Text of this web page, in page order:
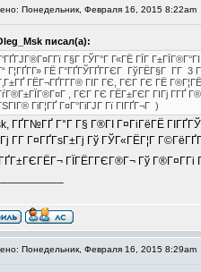
Понедельник, Февраля 16, 2015 8:22am
писал(а):
Г§Г ГЎГ°Г Г«ГЁ ГЇГ
Г¦ГҐГ­Г» ГЁ Г°ГҐГЎГҐГ­ГЄГ ГўГЁГ§Г Г­Г 3
ГЁГ¬ГҐГ­Г­Г® ГІГ ГЄ, ГЄГ ГЄ ГЁ
, ГЄГ ГЄ ГЁГ±ГЄГ ГІГј Г­ГҐ
ГіГ¦ГҐ Г¤Г°ГіГЈГ Гї ГІГҐГ¬Г )
ГҐГ№ГҐ Г°Г Г§ Г®ГІ Г¤ГіГёГЁ
Г­Г Г¤ГҐГѕГ±Гј Гў ГЎГ«ГЁГ¦Г
ГЇГЁГ­ГЄГ®Г¬ Гў Г®Г¤Г­Гі
Понедельник, Февраля 16, 2015 8:29am